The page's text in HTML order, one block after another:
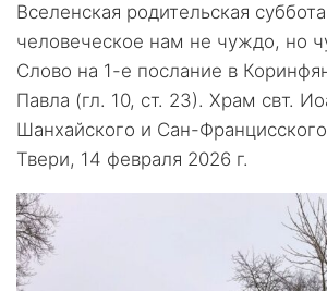
Вселенская родительская
человеческое нам не чуждо, но
Слово на 1-е послание в
Павла (гл. 10, ст. 23). Храм свт.
Шанхайского и Сан-
Твери, 14 февраля 2026 г.